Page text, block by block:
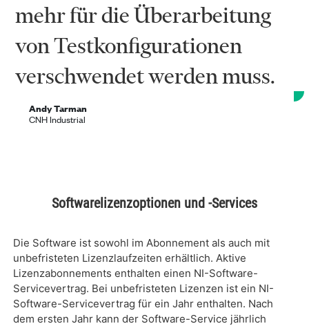
mehr für die Überarbeitung
von Testkonfigurationen
verschwendet werden muss.
Andy Tarman
CNH Industrial
Softwarelizenzoptionen und -Services
Die Software ist sowohl im Abonnement als auch mit
unbefristeten Lizenzlaufzeiten erhältlich. Aktive
Lizenzabonnements enthalten einen NI-Software-
Servicevertrag. Bei unbefristeten Lizenzen ist ein NI-
Software-Servicevertrag für ein Jahr enthalten. Nach
dem ersten Jahr kann der Software-Service jährlich